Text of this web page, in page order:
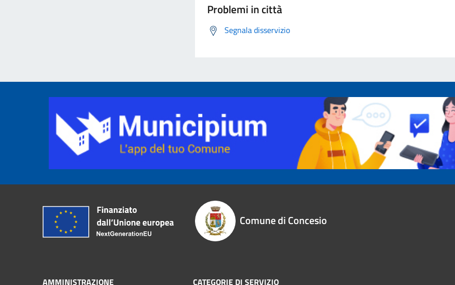
Problemi in città
Segnala disservizio
Comune di Concesio
AMMINISTRAZIONE CATEGORIE DI SERVIZIO